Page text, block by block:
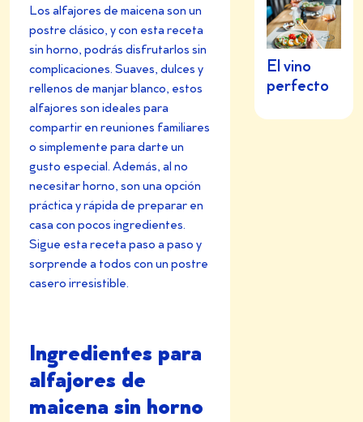
Los alfajores de maicena son un
postre clásico, y con esta receta
sin horno, podrás disfrutarlos sin
complicaciones. Suaves, dulces y
rellenos de manjar blanco, estos
alfajores son ideales para
compartir en reuniones familiares
o simplemente para darte un
gusto especial. Además, al no
necesitar horno, son una opción
práctica y rápida de preparar en
casa con pocos ingredientes.
Sigue esta receta paso a paso y
sorprende a todos con un postre
casero irresistible.
Ingredientes para
alfajores de
maicena sin horno
El vino
perfecto